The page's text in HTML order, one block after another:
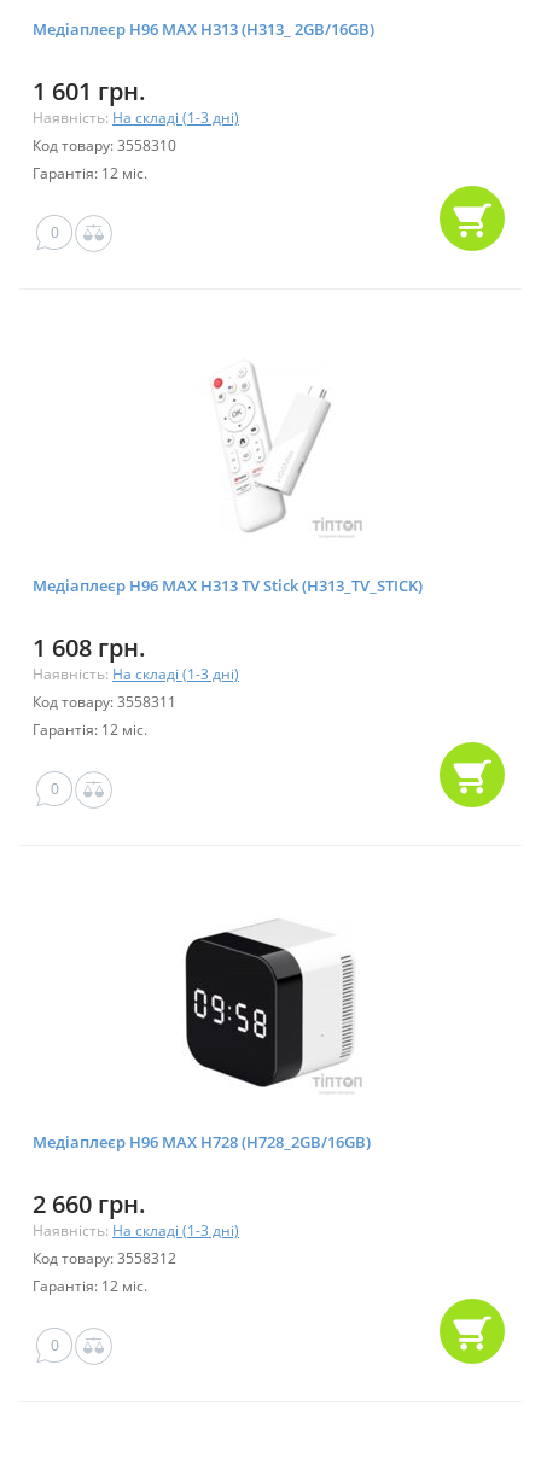
Медіаплеєр H96 MAX H313 (H313_ 2GB/16GB)
1 601 грн.
Наявність: На складі (1-3 дні)
Код товару: 3558310
Гарантія: 12 міс.
0
Медіаплеєр H96 MAX H313 TV Stick (H313_TV_STICK)
1 608 грн.
Наявність: На складі (1-3 дні)
Код товару: 3558311
Гарантія: 12 міс.
0
Медіаплеєр H96 MAX H728 (H728_2GB/16GB)
2 660 грн.
Наявність: На складі (1-3 дні)
Код товару: 3558312
Гарантія: 12 міс.
0